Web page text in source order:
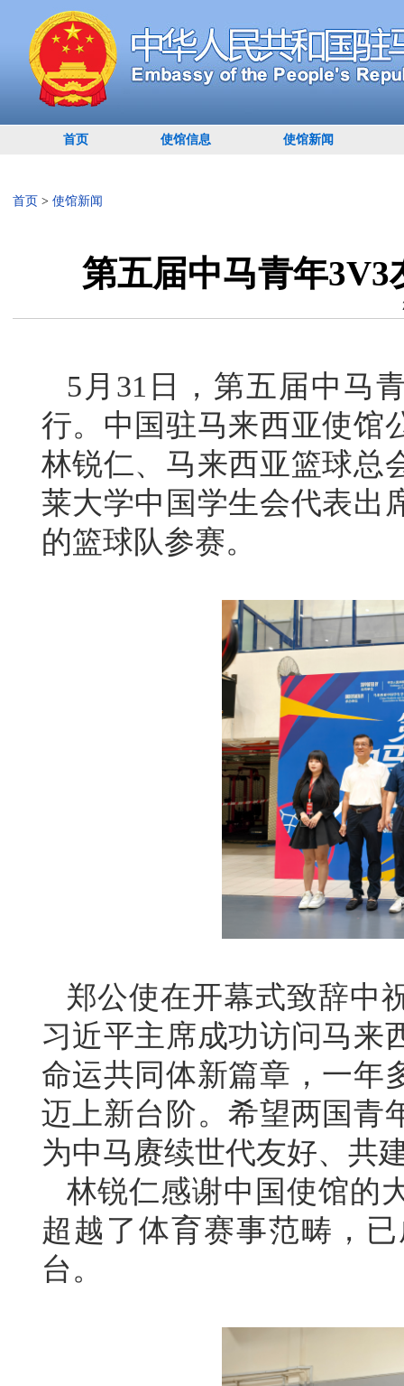
首页 使馆信息 使馆新闻
首页 > 使馆新闻
第五届中马青年
5月31日，第五届中马
行。中国驻马来西亚使馆
林锐仁、马来西亚篮球总
莱大学中国学生会代表出
的篮球队参赛。
郑公使在开幕式致辞中
习近平主席成功访问马来
命运共同体新篇章，一年
迈上新台阶。希望两国青
为中马赓续世代友好、共
林锐仁感谢中国使馆的
超越了体育赛事范畴，
台。